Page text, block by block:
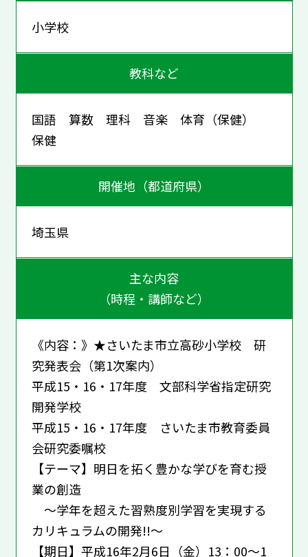
小学校
教科など
国語 算数 理科 音楽 体育（保健）
保健
開催地（都道府県）
埼玉県
主な内容
（時程・講師など）
《内容：》★さいたま市立高砂小学校 研
究発表会（第1次案内）
平成15・16・17年度 文部科学省指定研究
開発学校
平成15・16・17年度 さいたま市教育委員
会研究委嘱校
【テーマ】明日を拓く豊かな学びを育む授
業の創造
～学年を超えた習熟度別学習を実現する
カリキュラムの開発!!～
【期日】平成16年2月6日（金）13：00～1